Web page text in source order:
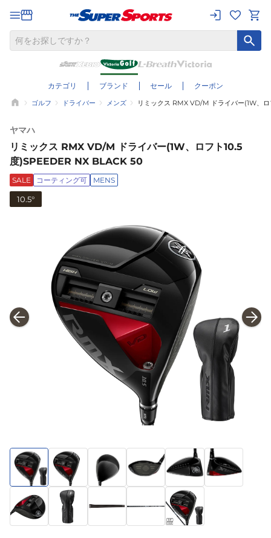
カテゴリ ブランド セール クーポン
ゴルフ ドライバー メンズ リミックス RMX VD/M ドライバー(1W、
ヤマハ
リミックス RMX VD/M ドライバー(1W、ロフト10.5
度)SPEEDER NX BLACK 50
SALE コーティング可 MENS
10.5°